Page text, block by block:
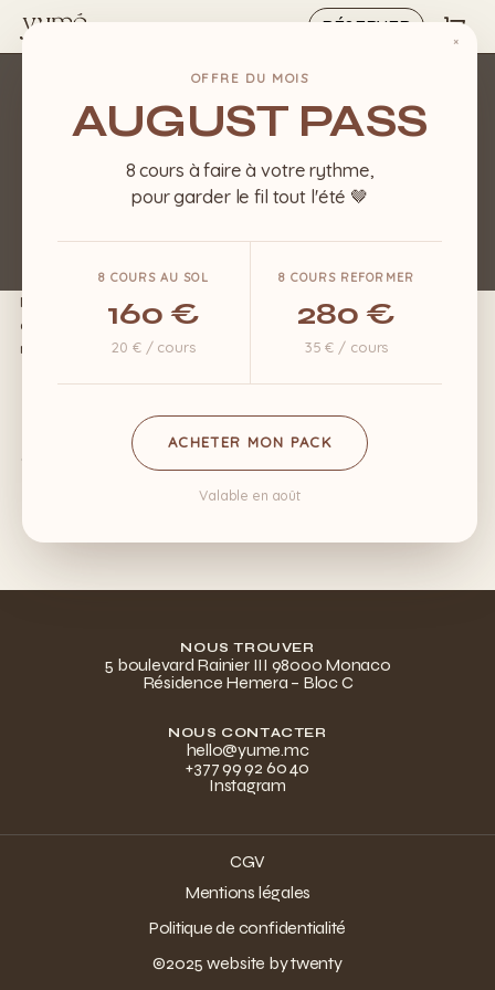
contenu
RÉSERVER
Mot de passe perdu ? Veuillez saisir votre identifiant ou votre
adresse e-mail. Vous recevrez un lien par e-mail pour créer un
nouveau mot de passe.
NOUS TROUVER
5 boulevard Rainier III 98000 Monaco
Résidence Hemera – Bloc C
NOUS CONTACTER
hello@yume.mc
+377 99 92 60 40
Instagram
CGV
Mentions légales
Politique de confidentialité
©2025 website by twenty
×
OFFRE DU MOIS
AUGUST PASS
8 cours à faire à votre rythme,
pour garder le fil tout l'été 🤎
8 COURS AU SOL
160 €
20 € / cours
8 COURS REFORMER
280 €
35 € / cours
ACHETER MON PACK
Valable en août
rapide